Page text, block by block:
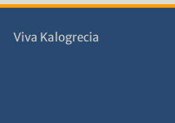
Viva Kalogrecia